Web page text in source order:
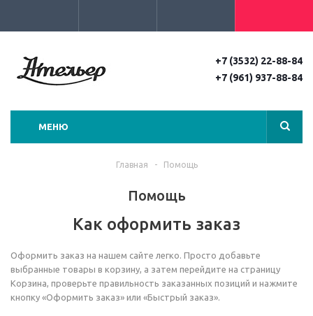
+7 (3532) 22-88-84
+7 (961) 937-88-84
МЕНЮ
Главная - Помощь
Помощь
Как оформить заказ
Оформить заказ на нашем сайте легко. Просто добавьте
выбранные товары в корзину, а затем перейдите на страницу
Корзина, проверьте правильность заказанных позиций и нажмите
кнопку «Оформить заказ» или «Быстрый заказ».